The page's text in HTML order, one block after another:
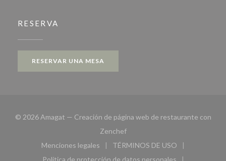
RESERVA
RESERVAR UNA MESA
© 2026 Amagat — Creación de página web de restaurante con
Zenchef((abre en una nueva ventana))
Menciones legales
((abre en una nueva ventana))
TÉRMINOS DE USO
((abre en una nueva